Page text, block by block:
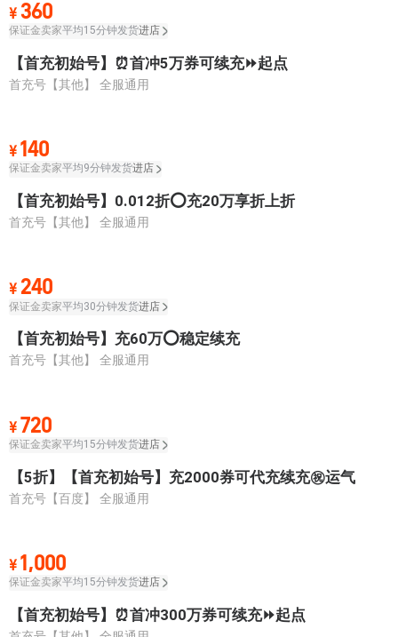
¥ 360
保证金卖家平均15分钟发货进店
【首充初始号】⏰首冲5万券可续充⏩起点
首充号【其他】 全服通用
¥ 140
保证金卖家平均9分钟发货进店
【首充初始号】0.012折⭕充20万享折上折
首充号【其他】 全服通用
¥ 240
保证金卖家平均30分钟发货进店
【首充初始号】充60万⭕稳定续充
首充号【其他】 全服通用
¥ 720
保证金卖家平均15分钟发货进店
【5折】【首充初始号】充2000券可代充续充㊗️运气
首充号【百度】 全服通用
¥ 1,000
保证金卖家平均15分钟发货进店
【首充初始号】⏰首冲300万券可续充⏩起点